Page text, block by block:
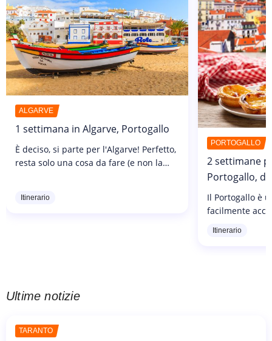
ALGARVE
1 settimana in Algarve, Portogallo
È deciso, si parte per l'Algarve! Perfetto,
resta solo una cosa da fare (e non la
settimana di vacanza nel sud del...
Itinerario
PORTOGALLO
2 settimane
Portogallo,
Il Portogallo è
facilmente
Itinerario
Ultime notizie
TARANTO